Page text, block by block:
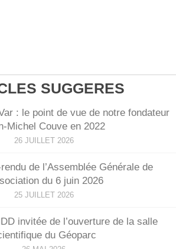
SUGGERES
: le point de vue de notre fondateur
Michel Couve en 2022
26 JUILLET 2026
de l’Assemblée Générale de
du 6 juin 2026
25 JUILLET 2026
invitée de l’ouverture de la salle
du Géoparc